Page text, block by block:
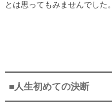
とは思ってもみませんでした。
■人生初めての決断